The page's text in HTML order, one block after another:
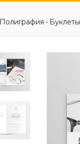
Полиграфия - Буклеты